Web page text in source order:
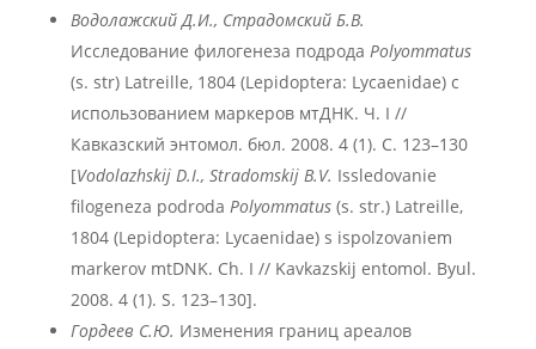
Водолажский Д.И., Страдомский Б.В.
Исследование филогенеза подрода Polyommatus
(s. str) Latreille, 1804 (Lepidoptera: Lycaenidae) с
использованием маркеров мтДНК. Ч. I //
Кавказский энтомол. бюл. 2008. 4 (1). С. 123–130
[Vodolazhskij D.I., Stradomskij B.V. Issledovanie
filogeneza podroda Polyommatus (s. str.) Latreille,
1804 (Lepidoptera: Lycaenidae) s ispolzovaniem
markerov mtDNK. Ch. I // Kavkazskij entomol. Byul.
2008. 4 (1). S. 123–130].
Гордеев С.Ю. Изменения границ ареалов